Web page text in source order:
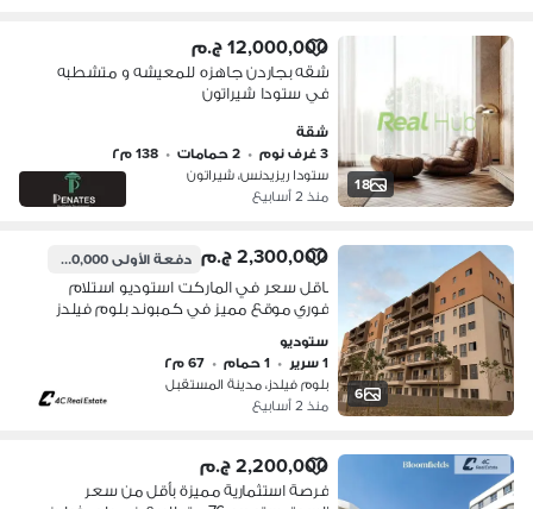
18
12,000,000 ج.م
شقه بجاردن جاهزه للمعيشه و متشطبه
في ستودا شيراتون
شقة
3 غرف نوم
• 2 حمامات • 138 م٢
ستودا ريزيدنس، شيراتون
منذ 2 أسابيع
6
2,300,000 ج.م دفعة الأولى1,900,000 ج.م
باقل سعر في الماركت استوديو استلام
فوري موقع مميز في كمبوند بلوم فيلدز
سراي ومدينتي للبيع في Bloomfields
ستوديو
1 سرير
• 1 حمام • 67 م٢
بلوم فيلدز، مدينة المستقبل
منذ 2 أسابيع
2,200,000 ج.م
فرصة استثمارية مميزة بأقل من سعر